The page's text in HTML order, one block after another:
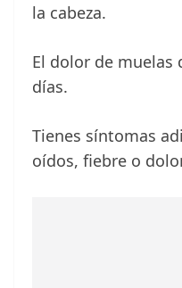
la cabeza.
El dolor de muelas
días.
Tienes síntomas
oídos, fiebre o